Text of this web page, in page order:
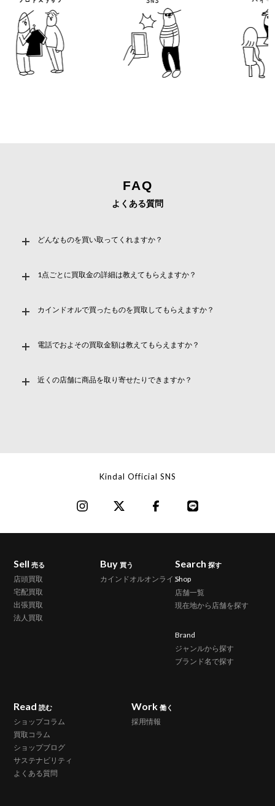
フロアスタッフ バイヤ
FAQ
よくある質問
どんなものを買い取ってくれますか？
1点ごとに買取金の詳細は教えてもらえますか？
カインドオルで買ったものを買取してもらえますか？
電話でおよその買取金額は教えてもらえますか？
近くの店舗に商品を取り寄せたりできますか？
Kindal Official SNS
Sell売る
店頭買取
宅配買取
出張買取
法人買取
Buy 買う
カインドオルオンライン
Search 探す
Shop
店舗一覧
現在地から店舗を探す
Brand
ジャンルから探す
ブランド名で探す
Read読む
ショップコラム
買取コラム
ショップブログ
サステナビリティ
よくある質問
Work 働く
採用情報